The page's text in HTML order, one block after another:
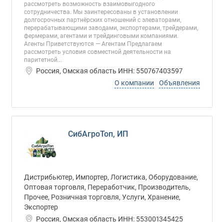
рассмотреть возможность взаимовыгодного
сотрудничества. Мы заинтересованы в установлении
долгосрочных партнёрских отношений с элеваторами,
перерабатывающими заводами, экспортерами, трейдерами,
фермерами, агентами и трейдинговыми компаниями.
Агенты Приветствуются — Агентам Предлагаем
рассмотреть условия совместной деятельности на
паритетной...
Россия, Омская область ИНН: 550767403597
О компании
Объявления
СибАгроТоп, ИП
Дистрибьютер, Импортер, Логистика, Оборудование,
Оптовая торговля, Переработчик, Производитель,
Прочее, Розничная торговля, Услуги, Хранение,
Экспортер
Россия, Омская область ИНН: 553001345425